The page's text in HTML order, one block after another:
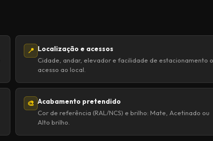
📍 Localização e acessos
Cidade, andar, elevador e facilidade de estacionamento
acesso ao local.
🎨 Acabamento pretendido
Cor de referência (RAL/NCS) e brilho: Mate, Acetinado ou
Alto brilho.